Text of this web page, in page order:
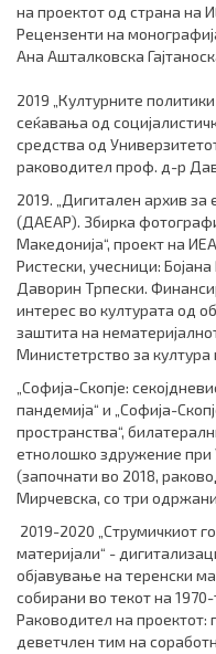
на проектот од страна на
Рецензенти на
Ана Ашталковска
2019 „Културните
сеќавања од
средства од
раководител проф. д-р
2019. „Дигитален архив
(ДАЕАР). Збирка
Македонија“, проект на
Ристески, учесници:
Даворин Трпески.
интерес во културата од
заштита на
Министетрство за култура
Софија-Скопје:
пандемија“ и „Софија-
пространства“, билатер
етнолошко здружение при
(започнати во 2018,
Мирчевска, со три
2019-2020 „Струмичкиот
материјали“ -
објавување на теренски
собирани во текот на
Раководител на
деветчлен тим на